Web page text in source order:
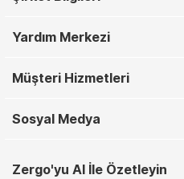
Yardım Merkezi
Müşteri Hizmetleri
Sosyal Medya
Zergo'yu AI İle Özetleyin